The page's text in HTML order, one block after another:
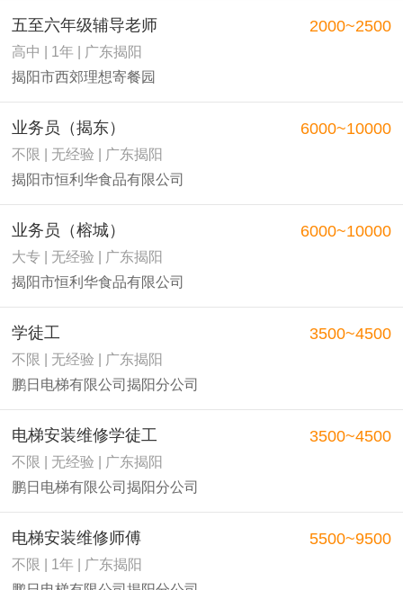
五至六年级辅导老师
高中 | 1年 | 广东揭阳
揭阳市西郊理想寄餐园
2000~2500
业务员（揭东）
不限 | 无经验 | 广东揭阳
揭阳市恒利华食品有限公司
6000~10000
业务员（榕城）
大专 | 无经验 | 广东揭阳
揭阳市恒利华食品有限公司
6000~10000
学徒工
不限 | 无经验 | 广东揭阳
鹏日电梯有限公司揭阳分公司
3500~4500
电梯安装维修学徒工
不限 | 无经验 | 广东揭阳
鹏日电梯有限公司揭阳分公司
3500~4500
电梯安装维修师傅
不限 | 1年 | 广东揭阳
5500~9500